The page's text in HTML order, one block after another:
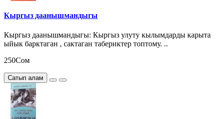
Кыргыз даанышмандыгы
Кыргыз даанышмандыгы: Кыргыз улуту кылымдарды карыта
ыйык барктаган , сактаган табериктер топтому. ..
250Сом
Сатып алам